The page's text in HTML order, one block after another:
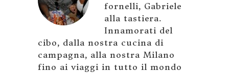
fornelli, Gabriele
alla tastiera.
Innamorati del
cibo, dalla nostra cucina di
campagna, alla nostra Milano
fino ai viaggi in tutto il mondo